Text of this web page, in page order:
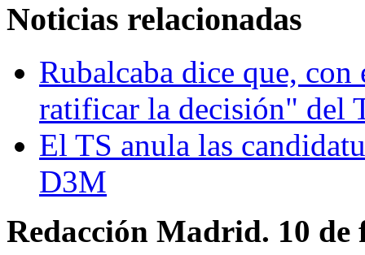
Noticias relacionadas
Rubalcaba dice que,
ratificar la decisión" del
El TS anula las
D3M
Redacción Madrid. 10